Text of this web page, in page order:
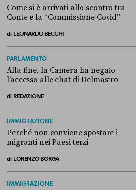
Come si è arrivati allo scontro tra
Conte e la “Commissione Covid”
di LEONARDO BECCHI
PARLAMENTO
Alla fine, la Camera ha negato
l’accesso alle chat di Delmastro
di REDAZIONE
IMMIGRAZIONE
Perché non conviene spostare i
migranti nei Paesi terzi
di LORENZO BORGA
IMMIGRAZIONE